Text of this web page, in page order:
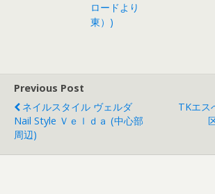
ロードより
東）)
Previous Post
ネイルスタイル ヴェルダ
Nail Style Ｖｅｌｄａ (中心部
周辺)
TKエス